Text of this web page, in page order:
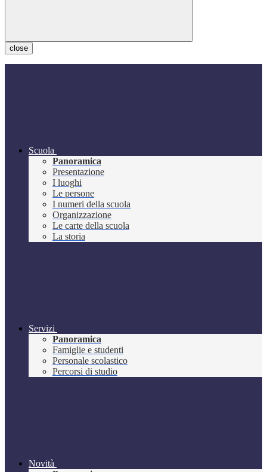
close
Scuola
Panoramica
Presentazione
I luoghi
Le persone
I numeri della scuola
Organizzazione
Le carte della scuola
La storia
Servizi
Panoramica
Famiglie e studenti
Personale scolastico
Percorsi di studio
Novità